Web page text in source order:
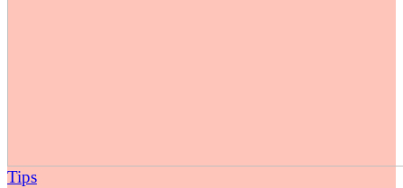
Tips